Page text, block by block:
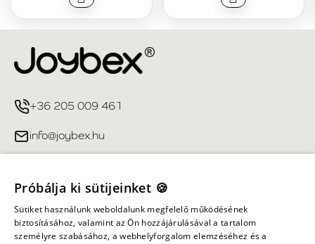
+36 205 009 461
info@joybex.hu
Fiókom
Próbálja ki sütijeinket 🍪
Sütiket használunk weboldalunk megfelelő működésének
biztosításához, valamint az Ön hozzájárulásával a tartalom
személyre szabásához, a webhelyforgalom elemzéséhez és a